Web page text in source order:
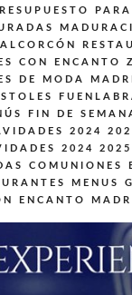
CON ENCANTO
DE MODA
FIN DE
2024
2024 2025
COMUNIONES
MENUS
ENCANTO